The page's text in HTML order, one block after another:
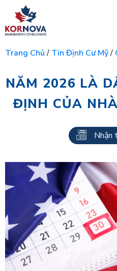
Trang Chủ/ Tin Định Cư Mỹ/
NĂM 2026 LÀ
ĐỊNH CỦA
Nhận